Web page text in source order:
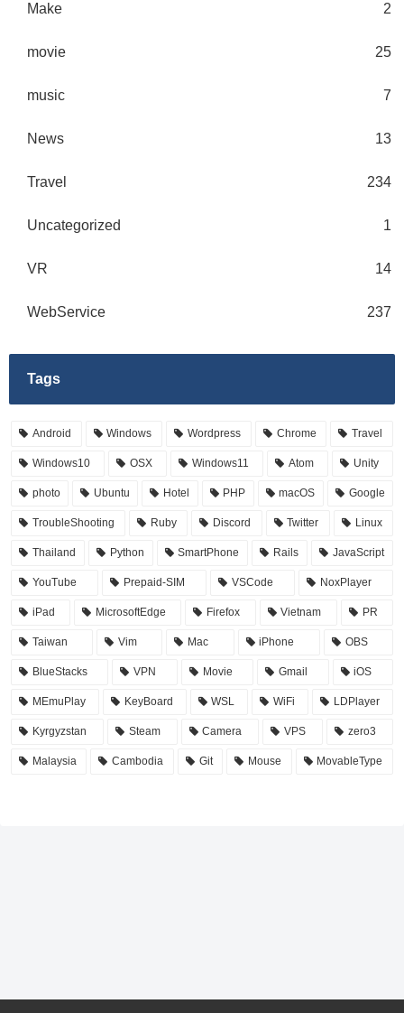
Make 2
movie 25
music 7
News 13
Travel 234
Uncategorized 1
VR 14
WebService 237
Tags
Android Windows Wordpress Chrome Travel
Windows10 OSX Windows11 Atom Unity
photo Ubuntu Hotel PHP macOS Google
TroubleShooting Ruby Discord Twitter Linux
Thailand Python SmartPhone Rails JavaScript
YouTube Prepaid-SIM VSCode NoxPlayer
iPad MicrosoftEdge Firefox Vietnam PR
Taiwan Vim Mac iPhone OBS
BlueStacks VPN Movie Gmail iOS
MEmuPlay KeyBoard WSL WiFi LDPlayer
Kyrgyzstan Steam Camera VPS zero3
Malaysia Cambodia Git Mouse MovableType